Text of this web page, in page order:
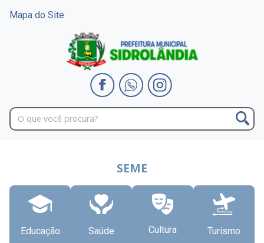
Mapa do Site
SEME
Educação Saúde Cultura Turismo